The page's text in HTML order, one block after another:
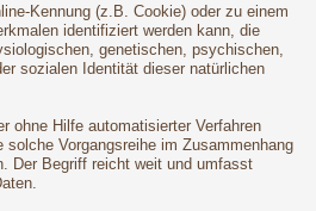
Kennung (z.B. Cookie) oder zu einem
identifiziert werden kann, die
genetischen, psychischen,
sozialen Identität dieser natürlichen
ohne Hilfe automatisierter Verfahren
solche Vorgangsreihe im Zusammenhang
Der Begriff reicht weit und umfasst